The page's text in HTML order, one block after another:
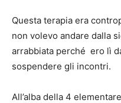
Questa terapia era
non volevo andare dalla
arrabbiata perché ero lì
sospendere gli incontri.
All’alba della 4